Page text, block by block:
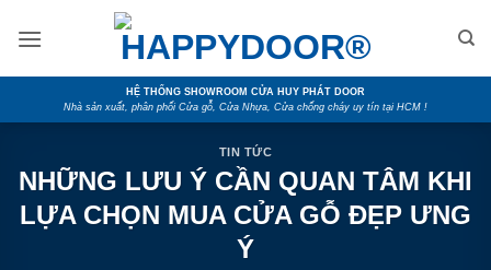
HỆ THỐNG SHOWROOM CỬA HUY PHÁT DOOR
Nhà sản xuất, phân phối Cửa gỗ, Cửa Nhựa, Cửa chống cháy uy tín tại HCM !
TIN TỨC
NHỮNG LƯU Ý CẦN QUAN TÂM KHI
LỰA CHỌN MUA CỬA GỖ ĐẸP ƯNG
Ý